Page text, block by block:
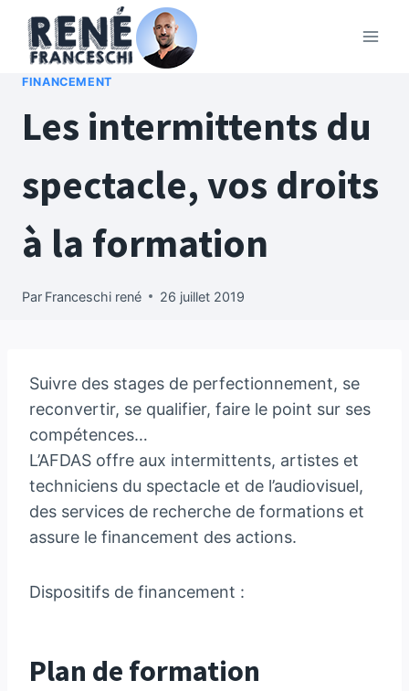
contenu
FINANCEMENT
Les intermittents du
spectacle, vos droits
à la formation
Par Franceschi rené 26 juillet 2019
Suivre des stages de perfectionnement, se
reconvertir, se qualifier, faire le point sur ses
compétences…
L’AFDAS offre aux intermittents, artistes et
techniciens du spectacle et de l’audiovisuel,
des services de recherche de formations et
assure le financement des actions.
Dispositifs de financement :
Plan de formation